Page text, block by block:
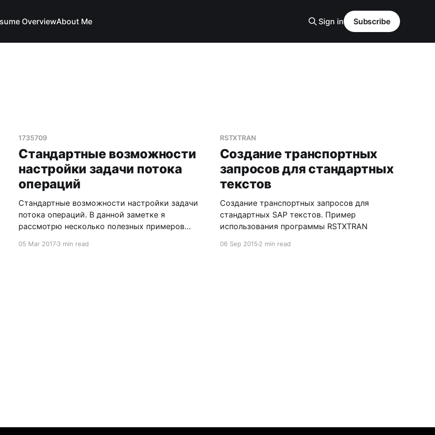
OverviewAbout Me Sign in Subscribe
1735709
Стандартные возможности
настройки задачи потока
операций
Стандартные возможности настройки задачи
потока операций. В данной заметке я
рассмотрю несколько полезных примеров
05 Mar 20173 min read
RSTXTRAN
Создание транспортных
запросов для стандартных
текстов
Создание транспортных запросов для
стандартных SAP текстов. Пример
использования программы RSTXTRAN
06 Sep 20152 min read